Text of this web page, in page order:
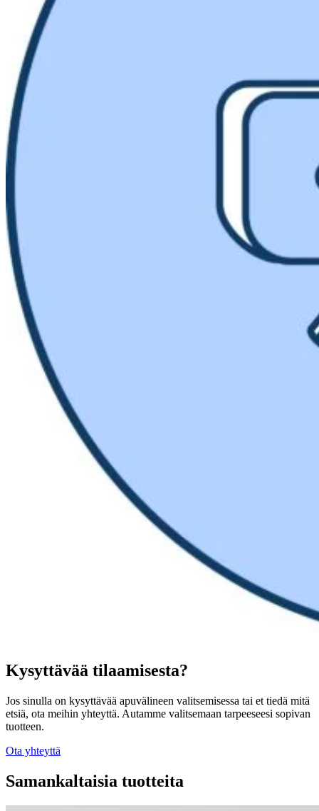
Kysyttävää tilaamisesta?
Jos sinulla on kysyttävää apuvälineen valitsemisessa tai et tiedä mitä
etsiä, ota meihin yhteyttä. Autamme valitsemaan tarpeeseesi sopivan
tuotteen.
Ota yhteyttä
Samankaltaisia tuotteita